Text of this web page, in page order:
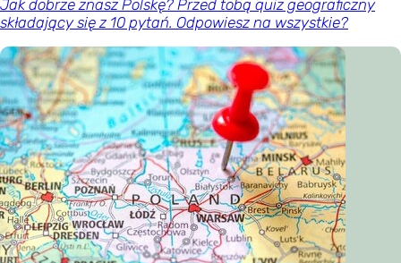
Jak dobrze znasz Polskę? Przed tobą quiz geograficzny
składający się z 10 pytań. Odpowiesz na wszystkie?